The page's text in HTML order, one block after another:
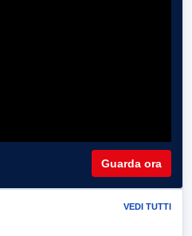
Guarda ora
VEDI TUTTI